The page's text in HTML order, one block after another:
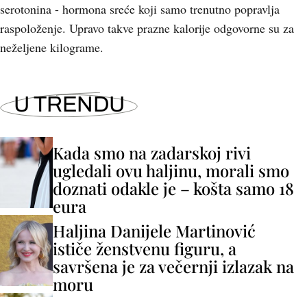
serotonina - hormona sreće koji samo trenutno popravlja
raspoloženje. Upravo takve prazne kalorije odgovorne su za
neželjene kilograme.
U TRENDU
Kada smo na zadarskoj rivi
ugledali ovu haljinu, morali smo
doznati odakle je – košta samo 18
eura
Haljina Danijele Martinović
ističe ženstvenu figuru, a
savršena je za večernji izlazak na
moru